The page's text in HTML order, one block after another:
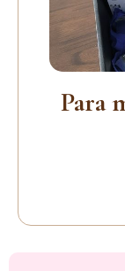
Para